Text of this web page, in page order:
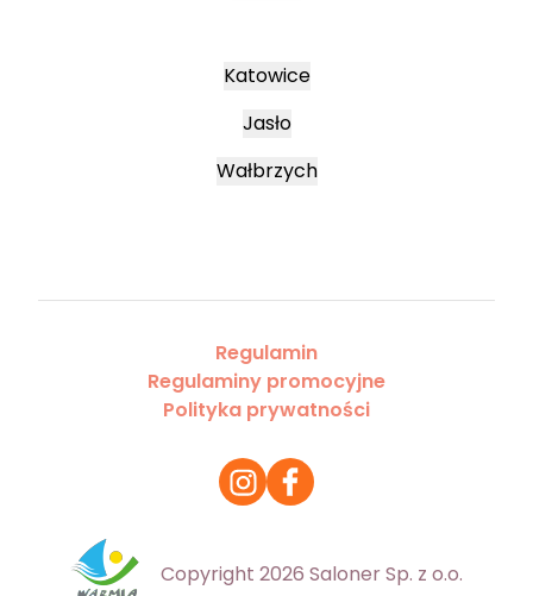
Katowice
Jasło
Wałbrzych
Regulamin
Regulaminy promocyjne
Polityka prywatności
Copyright 2026 Saloner Sp. z o.o.